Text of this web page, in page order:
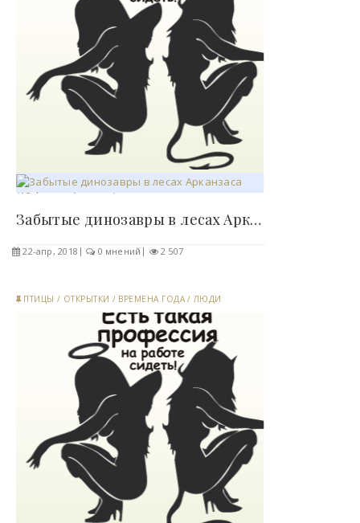
Забытые динозавры в лесах Арканзаса (13 фото + 1..
22-апр, 2018 0 мнений 2 507
ПТИЦЫ / ОТКРЫТКИ / ВРЕМЕНА ГОДА / ЛЮДИ